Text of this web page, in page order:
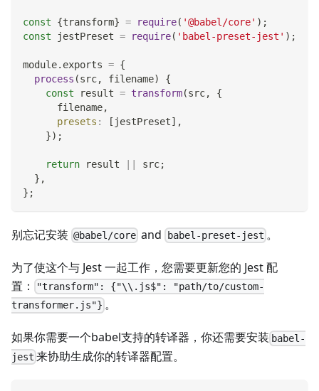
const {transform} = require( '@babel/core' ) ;
const jestPreset = require( 'babel-preset-jest' ) ;
module. exports = {
process (src, filename)
{
const result = transform(src,
{
      filename
,
presets : [ jestPreset] ,
}) ;
return result src;
} ,
} ;
别忘记安装 @babel/core and babel-preset-jest 。
为了使这个与 Jest 一起工作，您需要更新您的 Jest 配
置：
"transform": {"\\.js$": "path/to/custom-
transformer.js"} 。
如果你需要一个babel支持的转译器，你还需要安装 babel-
jest 来协助生成你的转译器配置。